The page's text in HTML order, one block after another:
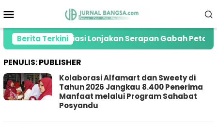
ke
Mobile
Berita Terkini
RI Apresiasi Lonjakan Serapan Gabah Petani di
PENULIS:PUBLISHER
Kolaborasi Alfamart dan Sweety di
Tahun 2026 Jangkau 8.400 Penerima
Manfaat melalui Program Sahabat
Posyandu